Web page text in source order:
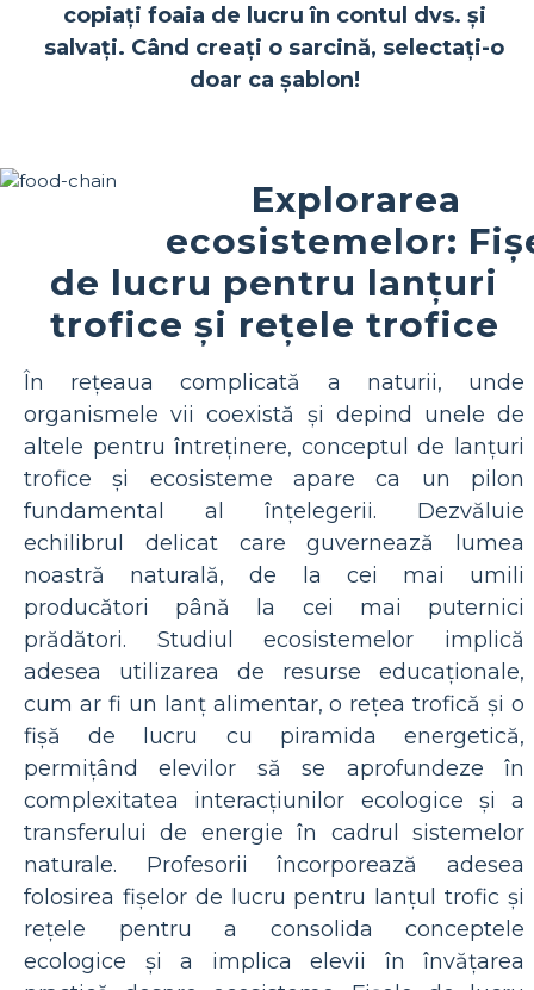
copiați foaia de lucru în contul dvs. și
salvați. Când creați o sarcină, selectați-o
doar ca șablon!
Explorarea
ecosistemelor:
de lucru pentru lanțuri
trofice și rețele trofice
În rețeaua complicată a naturii, unde
organismele vii coexistă și depind unele de
altele pentru întreținere, conceptul de lanțuri
trofice și ecosisteme apare ca un pilon
fundamental al înțelegerii. Dezvăluie
echilibrul delicat care guvernează lumea
noastră naturală, de la cei mai umili
producători până la cei mai puternici
prădători. Studiul ecosistemelor implică
adesea utilizarea de resurse educaționale,
cum ar fi un lanț alimentar, o rețea trofică și o
fișă de lucru cu piramida energetică,
permițând elevilor să se aprofundeze în
complexitatea interacțiunilor ecologice și a
transferului de energie în cadrul sistemelor
naturale. Profesorii încorporează adesea
folosirea fișelor de lucru pentru lanțul trofic și
rețele pentru a consolida conceptele
ecologice și a implica elevii în învățarea